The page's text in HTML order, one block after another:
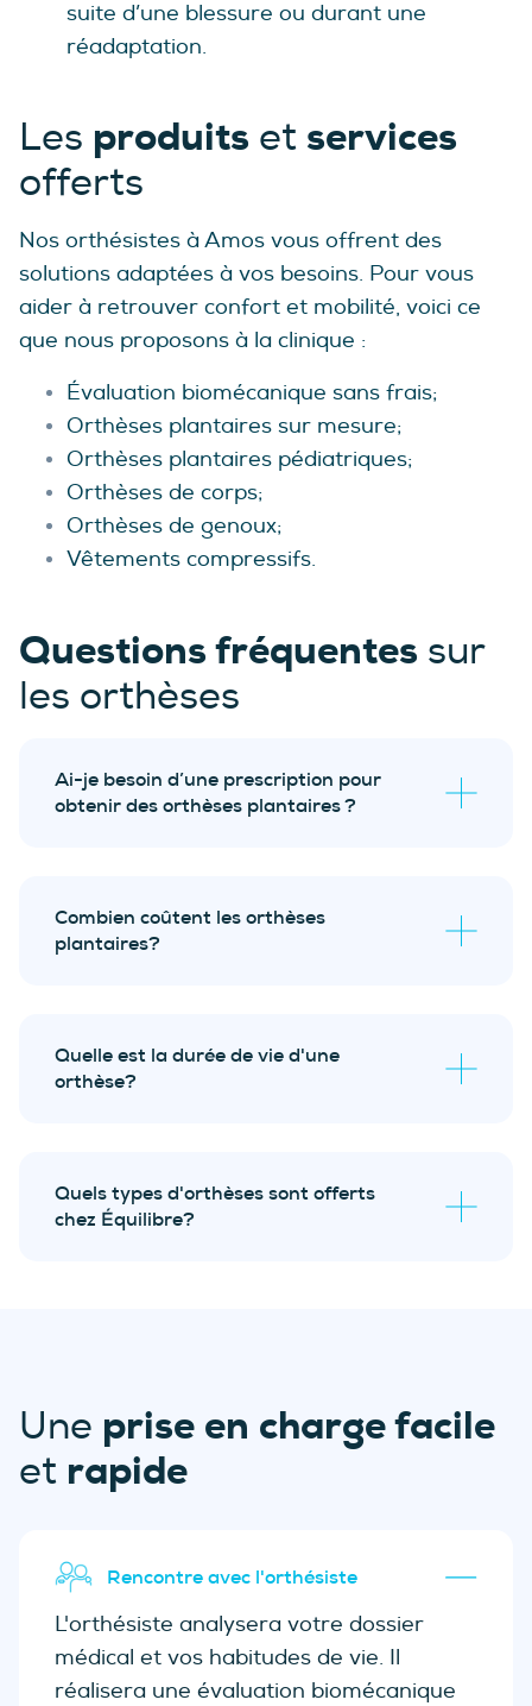
suite d’une blessure ou durant une
réadaptation.
Les produits et services
offerts
Nos orthésistes à Amos vous offrent des
solutions adaptées à vos besoins. Pour vous
aider à retrouver confort et mobilité, voici ce
que nous proposons à la clinique :
Évaluation biomécanique sans frais;
Orthèses plantaires sur mesure;
Orthèses plantaires pédiatriques;
Orthèses de corps;
Orthèses de genoux;
Vêtements compressifs.
Questions fréquentes sur
les orthèses
Ai-je besoin d’une prescription pour
obtenir des orthèses plantaires ?
Combien coûtent les orthèses
plantaires?
évaluation biomécanique sans frais
ajustements gratuits durant
Quelle est la durée de vie d'une
orthèse?
Quels types d'orthèses sont offerts
chez Équilibre?
Orthèse polaireMD : la solution pour
le froid;
Orthèses plantaires pour
Orthèses plantaires pédiatriques.
Une prise en charge facile
et rapide
Rencontre avec l'orthésiste
L'orthésiste analysera votre dossier
médical et vos habitudes de vie. Il
réalisera une évaluation biomécanique